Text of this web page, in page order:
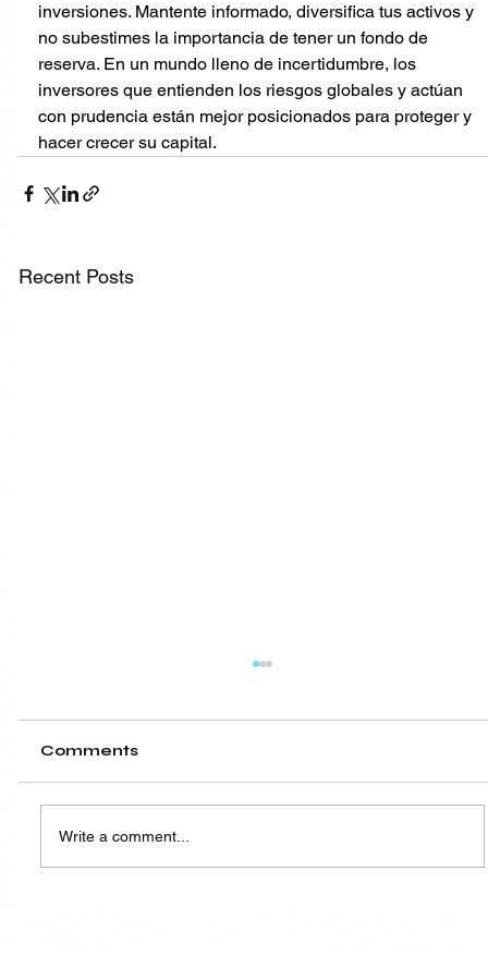
inversiones. Mantente informado, diversifica tus activos y
no subestimes la importancia de tener un fondo de
reserva. En un mundo lleno de incertidumbre, los
inversores que entienden los riesgos globales y actúan
con prudencia están mejor posicionados para proteger y
hacer crecer su capital.
Recent Posts
Comments
Write a comment...